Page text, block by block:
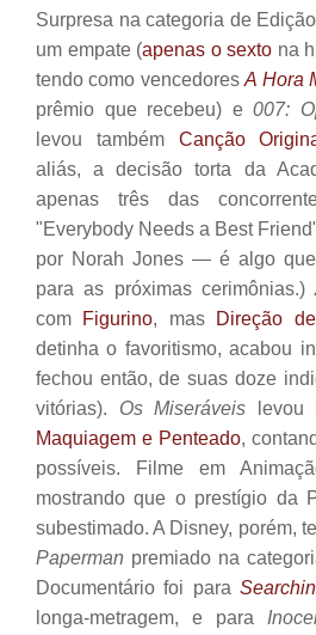
Surpresa na categoria de
um empate (apenas o sexto na
tendo como vencedoresA Hora
prêmio que recebeu) e007:
levou também Canção
aliás, a decisão torta da
apenas três das
"Everybody Needs a Best
por Norah Jones — é algo
para as próximas cerimônias.)
com Figurino, mas Direção
detinha o favoritismo, acabou
fechou então, de suas doze
vitórias). Os Miseráveis levou
Maquiagem e Penteado,
possíveis. Filme em
mostrando que o prestígio da
subestimado. A Disney, porém,
Paperman premiado na
Documentário foi para
longa-metragem, e para